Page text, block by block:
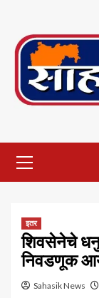
content
Menu
इतर
शिवसेनेचे
निवडणूक
Sahasik News